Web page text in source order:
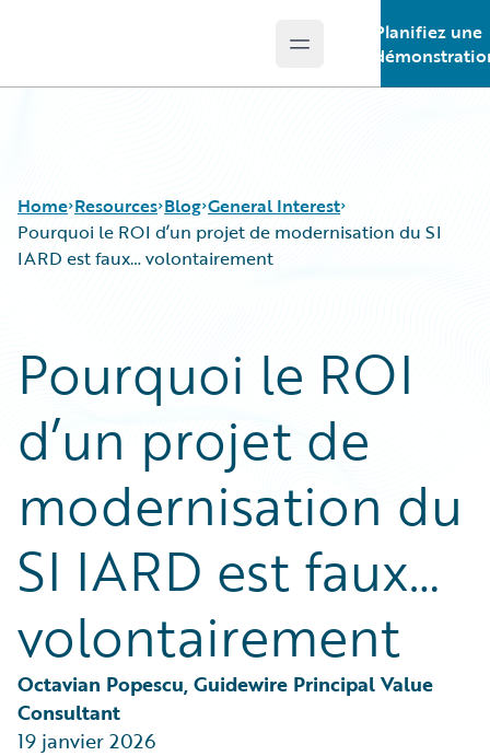
Open main menu
Planifiez une
Home Resources
Podcasts
Blog
Help and Support
Insurance Technology FAQ
Blog
Careers
Customer Viewpoint
Developers
General Interest
Intelligent Experience
Partner Perspective
Technology
Trends
General Interest
Pourquoi le ROI d’un projet de modernisation du SI
IARD est faux… volontairement
Pourquoi le ROI
d’un projet de
modernisation du
SI IARD est faux…
volontairement
Octavian Popescu, Guidewire Principal Value
Consultant
19 janvier 2026